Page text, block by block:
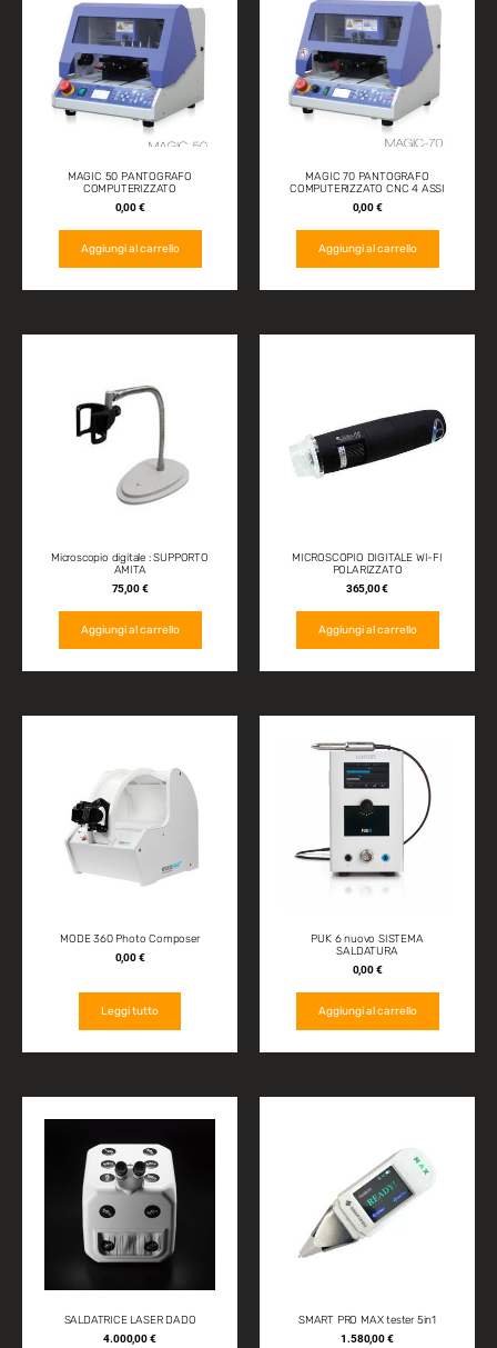
MAGIC 50 PANTOGRAFO
COMPUTERIZZATO
0,00€
Aggiungi al carrello
MAGIC 70 PANTOGRAFO
COMPUTERIZZATO CNC 4 ASSI
0,00€
Aggiungi al carrello
Microscopio digitale : SUPPORTO
AMITA
75,00€
Aggiungi al carrello
MICROSCOPIO DIGITALE WI-FI
POLARIZZATO
365,00€
Aggiungi al carrello
MODE 360 Photo Composer
0,00€
Leggi tutto
PUK 6 nuovo SISTEMA
SALDATURA
0,00€
Aggiungi al carrello
SALDATRICE LASER DADO
4.000,00€
SMART PRO MAX tester 5in1
1.580,00€